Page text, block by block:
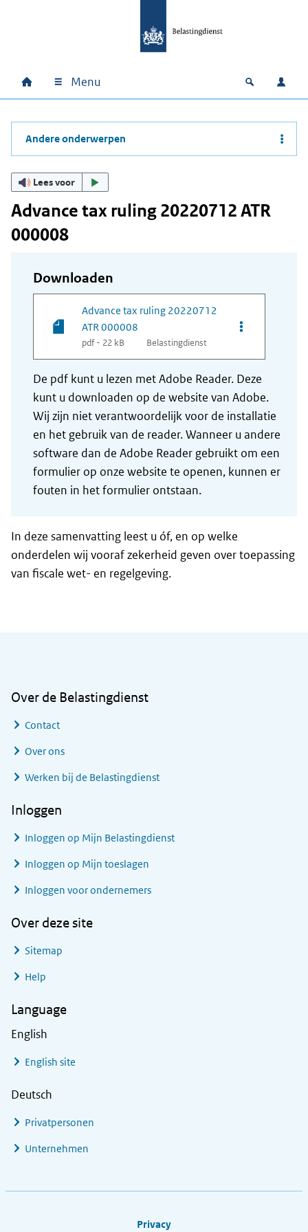
Hoofdnavigatie
Home Menu Open
Andere onderwerpen
Lees voor
Advance tax ruling 20220712 ATR
000008
Downloaden
Advance tax ruling 20220712
ATR 000008
pdf - 22 kB Belastingdienst
Opties van
De pdf kunt u lezen met Adobe Reader. Deze
kunt u downloaden op de website van Adobe.
Wij zijn niet verantwoordelijk voor de installatie
en het gebruik van de reader. Wanneer u andere
software dan de Adobe Reader gebruikt om een
formulier op onze website te openen, kunnen er
fouten in het formulier ontstaan.
In deze samenvatting leest u óf, en op welke
onderdelen wij vooraf zekerheid geven over toepassing
van fiscale wet- en regelgeving.
Over de Belastingdienst
Contact
Over ons
Werken bij de Belastingdienst
Inloggen
Inloggen op Mijn Belastingdienst
Inloggen op Mijn toeslagen
Inloggen voor ondernemers
Over deze site
Sitemap
Help
Language
English
English site
Deutsch
Privatpersonen
Unternehmen
Privacy